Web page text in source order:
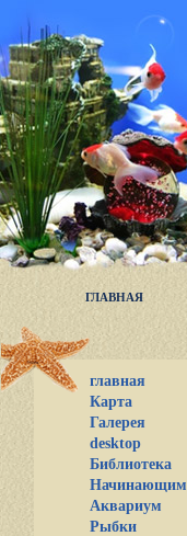
ГЛАВНАЯ
главная
Карта
Галерея
desktop
Библиотека
Начинающим
Аквариум
Рыбки